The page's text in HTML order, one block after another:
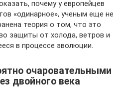
почему у европейцев
«одинарное», ученым еще не
теория о том, что это
защиты от холода, ветров и
в процессе эволюции.
очаровательными
двойного века